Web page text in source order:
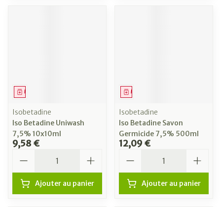
Médicament
Isobetadine
Iso Betadine Uniwash
7,5% 10x10ml
9,58 €
Ajouter au panier
Médicament
Isobetadine
Iso Betadine Savon
Germicide 7,5% 500ml
12,09 €
Ajouter au panier